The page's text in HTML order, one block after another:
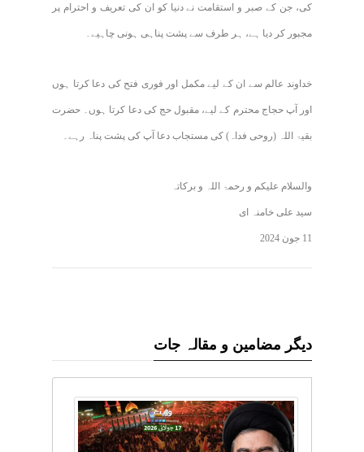
کی، جن کے صبر و استقامت نے دنیا کو ان کی تعریف و احترام پر
مجبور کر دیا ہے، ہر طرف سے پشت پناہی ہونی چاہیے۔
خداوند عالم سے ان کے لیے مکمل اور فوری فتح کی دعا کرتا ہوں
اور آپ حجاج محترم کے لیے، مقبول حج کی دعا کرتا ہوں۔ حضرت
بقیۃ اللہ (روحی فداہ) کی مستجاب دعا آپ کی پشت پناہ رہے۔
والسلام علیکم و رحمۃ اللہ و برکاتہ
سید علی خامنہ ای
11 جون 2024
دیگر مضامین و مقالہ جات